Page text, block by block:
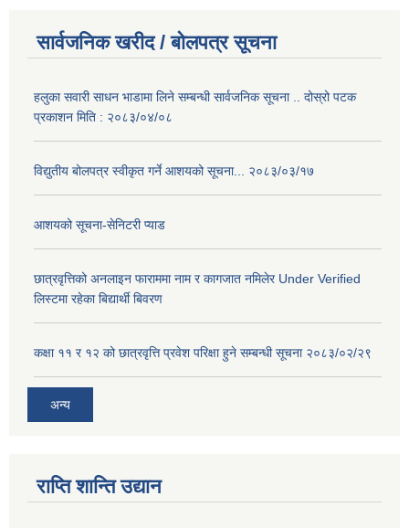
सार्वजनिक खरीद / बोलपत्र सूचना
हलुका सवारी साधन भाडामा लिने सम्बन्धी सार्वजनिक सूचना .. दोस्रो पटक
प्रकाशन मिति : २०८३/०४/०८
विद्युतीय बोलपत्र स्वीकृत गर्ने आशयको सूचना... २०८३/०३/१७
आशयको सूचना-सेनिटरी प्याड
छात्रवृत्तिको अनलाइन फाराममा नाम र कागजात नमिलेर Under Verified
लिस्टमा रहेका बिद्यार्थी बिवरण
कक्षा ११ र १२ को छात्रवृत्ति प्रवेश परिक्षा हुने सम्बन्धी सूचना २०८३/०२/२९
अन्य
राप्ति शान्ति उद्यान